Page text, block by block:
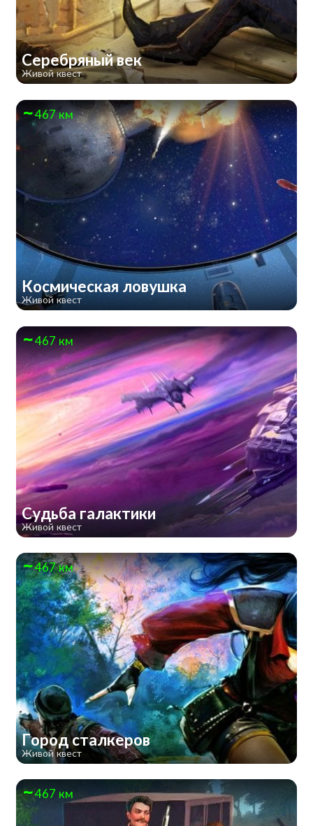
Серебряный век
Живой квест
467 км
Космическая ловушка
Живой квест
467 км
Судьба галактики
Живой квест
467 км
Город сталкеров
Живой квест
467 км